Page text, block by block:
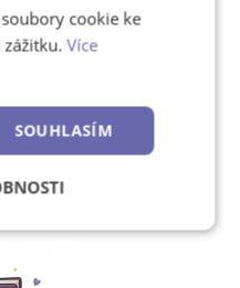
naučit,
editor?
cookie ke
zážitku.Více
SOUHLASÍM
Soubory